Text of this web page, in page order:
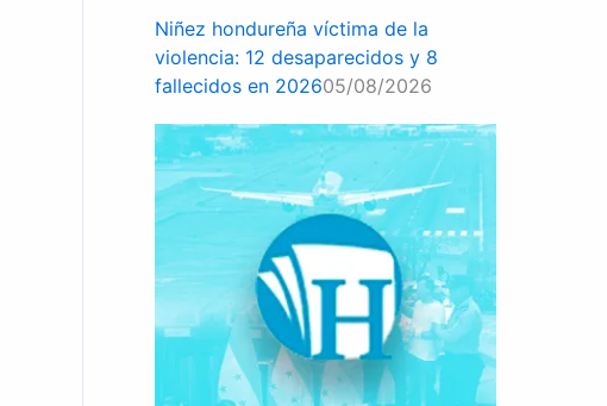
Niñez hondureña víctima de la
violencia: 12 desaparecidos y 8
fallecidos en 202605/08/2026